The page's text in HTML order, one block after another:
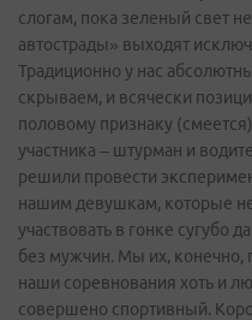
слогам, пока зеленый свет
автострады» выходят
Традиционно у нас
скрываем, и всячески
половому признаку
участника – штурман и
решили провести
нашим девушкам, которые
участвовать в гонке сугубо
без мужчин. Мы их, конечно,
наши соревнования хоть и
совершено спортивный.